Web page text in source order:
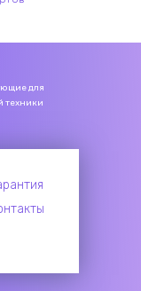
для
техники